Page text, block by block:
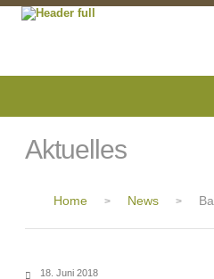
Aktuelles
Home > News >
18. Juni 2018